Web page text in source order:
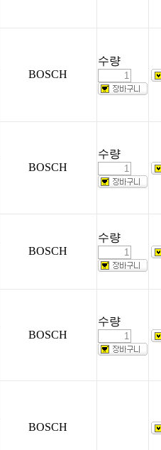
BOSCH
수량
BOSCH
수량
BOSCH
수량
BOSCH
수량
BOSCH